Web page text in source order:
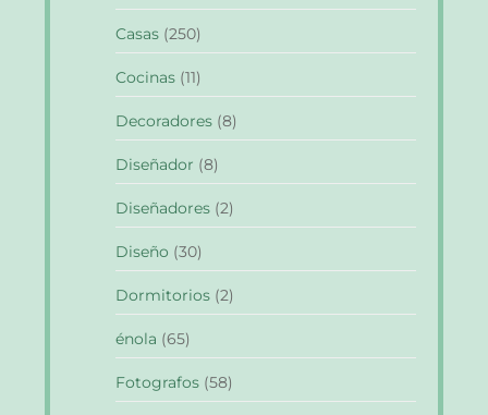
Casas (250)
Cocinas (11)
Decoradores (8)
Diseñador (8)
Diseñadores (2)
Diseño (30)
Dormitorios (2)
énola (65)
Fotografos (58)